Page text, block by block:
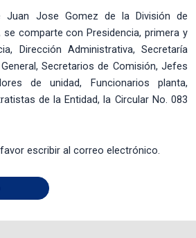
Juan Jose Gomez de la División de
se comparte con Presidencia, primera y
Dirección Administrativa, Secretaría
Secretarios de Comisión, Jefes
de unidad, Funcionarios planta,
de la Entidad, la Circular No. 083
escribir al correo electrónico.